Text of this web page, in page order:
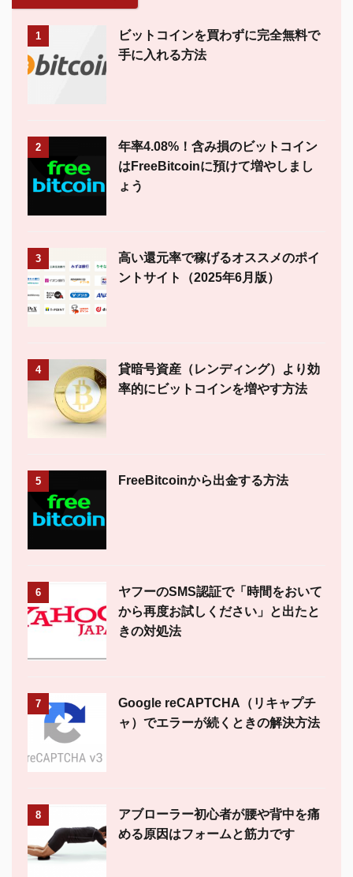
1
ビットコインを買わずに完全無料で
手に入れる方法
2
年率4.08%！含み損のビットコイン
はFreeBitcoinに預けて増やしまし
ょう
3
高い還元率で稼げるオススメのポイ
ントサイト（2025年6月版）
4
貸暗号資産（レンディング）より効
率的にビットコインを増やす方法
5 FreeBitcoinから出金する方法
6
ヤフーのSMS認証で「時間をおいて
から再度お試しください」と出たと
きの対処法
7
Google reCAPTCHA（リキャプチ
ャ）でエラーが続くときの解決方法
8
アブローラー初心者が腰や背中を痛
める原因はフォームと筋力です